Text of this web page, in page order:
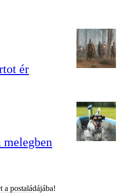
ér
a postaládájába!